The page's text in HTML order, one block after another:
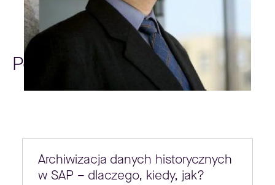
Poradniki
Archiwizacja danych historycznych
w SAP – dlaczego, kiedy, jak?